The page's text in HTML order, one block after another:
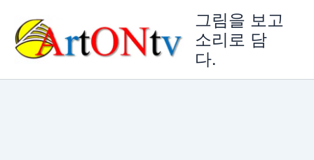
그림을 보고
소리로 담
다.